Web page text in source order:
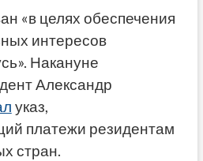
«в целях обеспечения
интересов
Накануне
Александр
указ,
платежи резидентам
стран.